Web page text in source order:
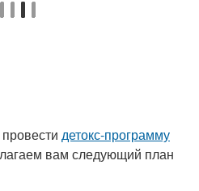
детокс-программу
вам следующий план